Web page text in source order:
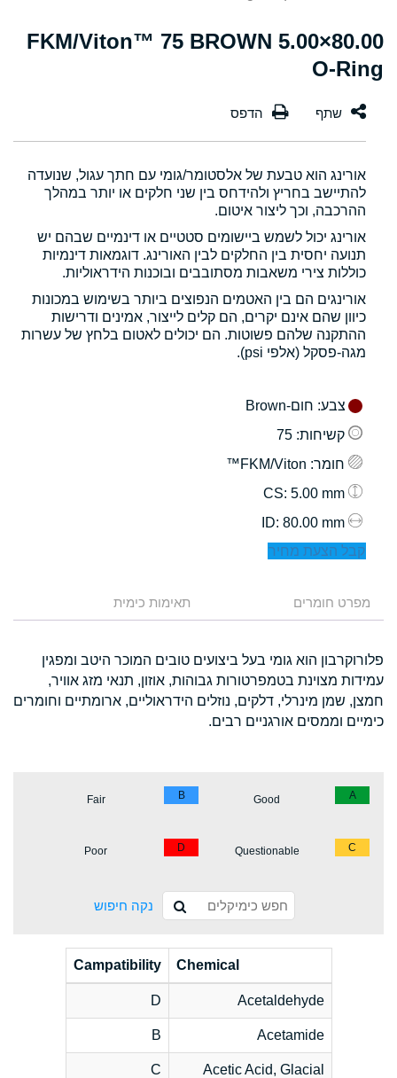
80.00×5.00 FKM/Viton™ 75 BROWN
O-Ring
אורינג הוא טבעת של אלסטומר/גומי עם חתך עגול, שנועדה
להתיישב בחריץ ולהידחס בין שני חלקים או יותר במהלך
ההרכבה, וכך ליצור איטום.
אורינג יכול לשמש ביישומים סטטיים או דינמיים שבהם יש
תנועה יחסית בין החלקים לבין האורינג. דוגמאות דינמיות
כוללות צירי משאבות מסתובבים ובוכנות הידראוליות.
אורינגים הם בין האטמים הנפוצים ביותר בשימוש במכונות
כיוון שהם אינם יקרים, הם קלים לייצור, אמינים ודרישות
ההתקנה שלהם פשוטות. הם יכולים לאטום בלחץ של עשרות
מגה-פסקל (אלפי psi).
צבע: חום-Brown
קשיחות: 75
חומר: FKM/Viton™
: 5.00 mm
: 80.00 mm
קבל הצעת מחיר
מפרט חומרים תאימות כימית
פלורוקרבון הוא גומי בעל ביצועים טובים המוכר היטב ומפגין
עמידות מצוינת בטמפרטורות גבוהות, אוזון, תנאי מזג אוויר,
חמצן, שמן מינרלי, דלקים, נוזלים הידראוליים, ארומתיים וחומרים
כימיים וממסים אורגניים רבים.
A
Good
B
Fair
C
Questionable
D
Poor
נקה חיפוש
Chemical
Campatibility
Acetaldehyde
D
Acetamide
B
Acetic Acid, Glacial
C